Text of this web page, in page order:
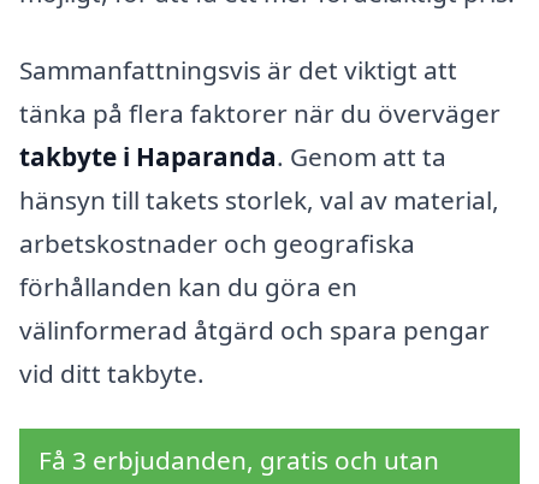
Sammanfattningsvis är det viktigt att
tänka på flera faktorer när du överväger
takbyte i Haparanda. Genom att ta
hänsyn till takets storlek, val av material,
arbetskostnader och geografiska
förhållanden kan du göra en
välinformerad åtgärd och spara pengar
vid ditt takbyte.
Få 3 erbjudanden, gratis och utan